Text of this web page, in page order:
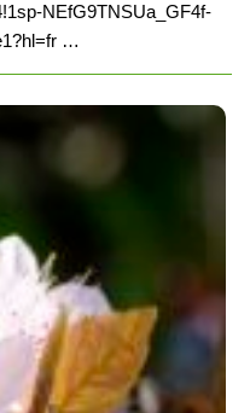
NEfG9TNSUa_GF4f-
…